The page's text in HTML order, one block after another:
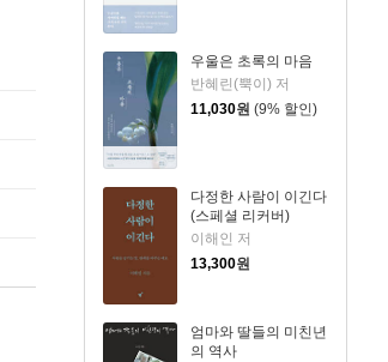
우울은 초록의 마음
반혜린(뿍이) 저
11,030원 (9% 할인)
다정한 사람이 이긴다
(스페셜 리커버)
이해인 저
13,300원
엄마와 딸들의 미친년
의 역사